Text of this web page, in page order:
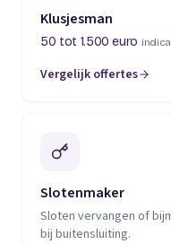
Klusjesman
50 tot 1.500 euro
Vergelijk offertes
(opent in een nieuw
Slotenmaker
Sloten vervangen of
bij buitensluiting.